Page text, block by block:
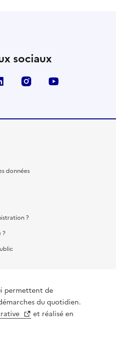
sociaux
LinkedIn Instagram
données
?
?
du quotidien.
et réalisé en